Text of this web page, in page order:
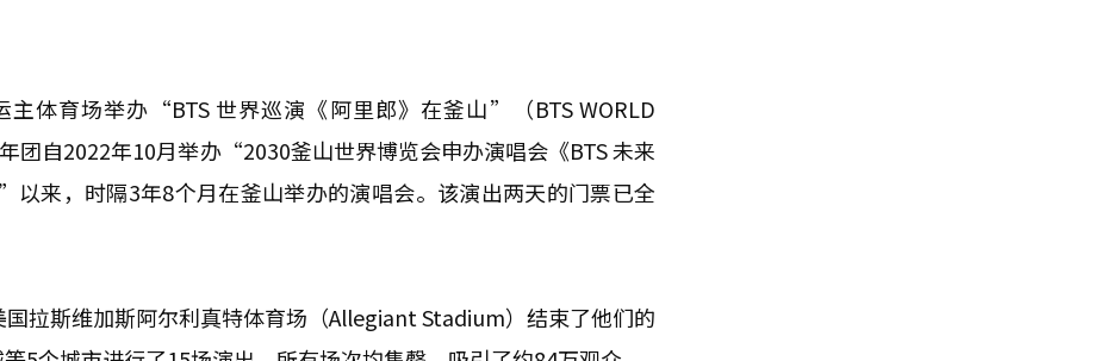
体育场举办“BTS 世界巡演《阿里郎》在釜山”（BTS WORLD
团自2022年10月举办“2030釜山世界博览会申办演唱会《BTS 未来
以来，时隔3年8个月在釜山举办的演唱会。该演出两天的门票已全
拉斯维加斯阿尔利真特体育场（Allegiant Stadium）结束了他们的